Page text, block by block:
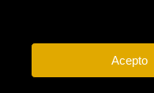
Acepto
AVISO LEGAL| TODOS LOS